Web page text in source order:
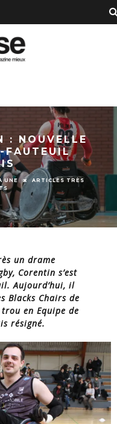
: NOUVELLE
FAUTEUIL
UNE
ARTICLES TRÈS
un drame
Corentin s’est
Aujourd’hui, il
Blacks Chairs de
en Equipe de
résigné.